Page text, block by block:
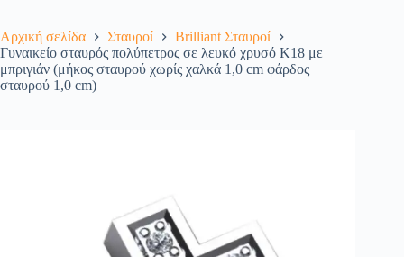
Αρχική σελίδα Σταυροί
Brilliant Σταυροί
Γυναικείο σταυρός πολύπετρος σε λευκό χρυσό Κ18 με
μπριγιάν (μήκος σταυρού χωρίς χαλκά 1,0 cm φάρδος
σταυρού 1,0 cm)